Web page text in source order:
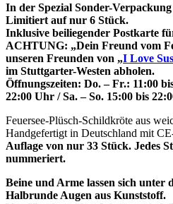
In der Spezial Sonder-
Limitiert auf nur 6 Stück.
Inklusive beiliegender Postkarte
ACHTUNG: „Dein Freund vom
unseren Freunden von „I Love
im Stuttgarter-Westen abholen.
Öffnungszeiten: Do. – Fr.: 11:00
22:00 Uhr / Sa. – So. 15:00 bis
Feuersee-Plüsch-Schildkröte aus
Handgefertigt in Deutschland mit
Auflage von nur 33 Stück. Jedes
nummeriert.
Beine und Arme lassen sich unter
Halbrunde Augen aus Kunststoff.